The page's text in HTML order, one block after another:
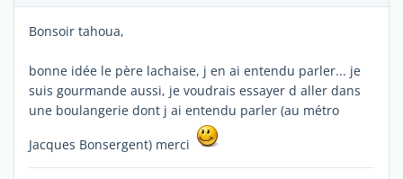
Bonsoir tahoua,
bonne idée le père lachaise, j en ai entendu parler... je
suis gourmande aussi, je voudrais essayer d aller dans
une boulangerie dont j ai entendu parler (au métro
Jacques Bonsergent) merci